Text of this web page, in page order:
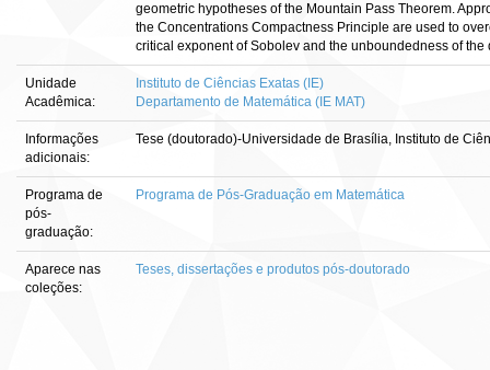
geometric hypotheses of the Mountain Pass Theorem.
the Concentrations Compactness Principle are used to
critical exponent of Sobolev and the unboundedness of the
Unidade
Acadêmica:
Instituto de Ciências Exatas (IE)
Departamento de Matemática (IE MAT)
Informações
adicionais:
Tese (doutorado)-Universidade de Brasília, Instituto de
Programa de
pós-
graduação:
Programa de Pós-Graduação em Matemática
Aparece nas
coleções:
Teses, dissertações e produtos pós-doutorado